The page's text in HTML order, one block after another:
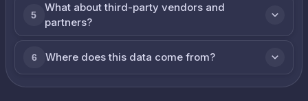
5
What about third-party vendors and
partners?
6 Where does this data come from?